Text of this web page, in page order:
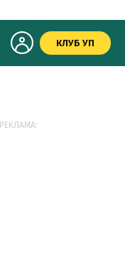
КЛУБ УП
РЕКЛАМА: